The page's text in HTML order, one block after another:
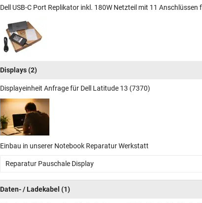
Dell USB-C Port Replikator inkl. 180W Netzteil mit 11
Displays(2)
Displayeinheit Anfrage für Dell Latitude 13 (7370)
Einbau in unserer Notebook Reparatur Werkstatt
Reparatur Pauschale Display
Daten- / Ladekabel (1)